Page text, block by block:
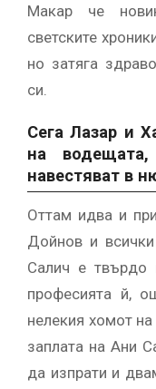
Макар че
светските
но затяга
си.
Сега Лазар и
на
навестяват в
Оттам идва и
Дойнов и
Салич е твърдо
професията й,
нелекия хомот
заплата на Ани
да изпрати и